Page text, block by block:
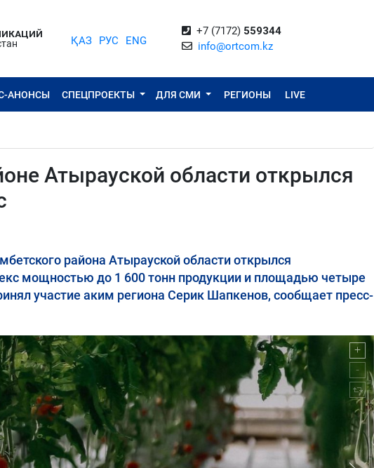
ҚАЗ РУС ENG
+7 (7172) 559344
info@ortcom.kz
АНОНСЫ СПЕЦПРОЕКТЫ ДЛЯ СМИ РЕГИОНЫ LIVE
Атырауской области открылся
района Атырауской области открылся
мощностью до 1 600 тонн продукции и площадью четыре
участие аким региона Серик Шапкенов, сообщает пресс-